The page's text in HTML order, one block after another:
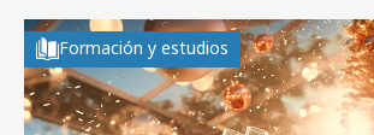
Formación y estudios